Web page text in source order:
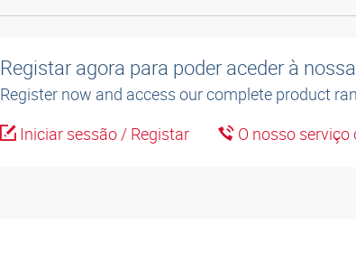
Registar agora para poder aceder à
Register now and access our complete product
Iniciar sessão / Registar
O nosso